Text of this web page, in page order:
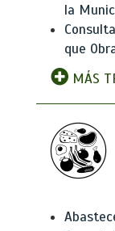
la
que
MÁS